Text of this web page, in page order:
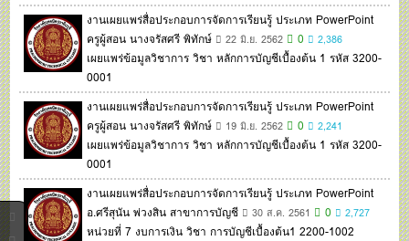
งานเผยแพร่สื่อประกอบการจัดการเรียนรู้ ประเภท PowerPoint
ครูผู้สอน นางจรัสศรี พิทักษ์
22 มิ.ย. 2562 0 2,386
เผยแพร่ข้อมูลวิชาการ วิชา หลักการบัญชีเบื้องต้น 1 รหัส 3200-
0001
งานเผยแพร่สื่อประกอบการจัดการเรียนรู้ ประเภท PowerPoint
ครูผู้สอน นางจรัสศรี พิทักษ์
19 มิ.ย. 2562 0 2,241
เผยแพร่ข้อมูลวิชาการ วิชา หลักการบัญชีเบื้องต้น 1 รหัส 3200-
0001
งานเผยแพร่สื่อประกอบการจัดการเรียนรู้ ประเภท PowerPoint
อ.ศรีสุนัน พ่วงสิน สาขาการบัญชี
30 ส.ค. 2561 0 2,727
หน่วยที่ 7 งบการเงิน วิชา การบัญชีเบื้องต้น1 2200-1002